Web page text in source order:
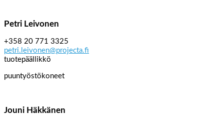
Petri Leivonen
+358 20 771 3325
petri.leivonen@projecta.fi
tuotepäällikkö
puuntyöstökoneet
Jouni Häkkänen